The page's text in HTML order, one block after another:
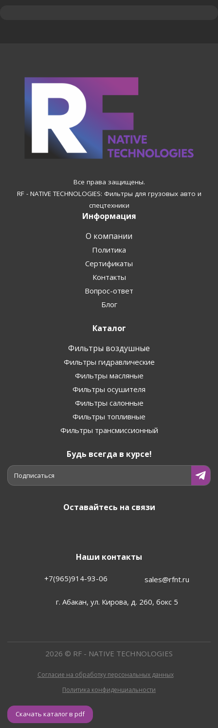
Все права защищены.
RF - NATIVE TECHNOLOGIES: Фильтры для грузовых авто и
спецтехники
Информация
О компании
Политика
Сертификаты
Контакты
Вопрос-ответ
Блог
Каталог
Фильтры воздушные
Фильтры гидравлические
Фильтры масляные
Фильтры осушителя
Фильтры салонные
Фильтры топливные
Фильтры трансмиссионный
Будь всегда в курсе!
Подписаться
Оставайтесь на связи
Наши контакты
+7(965)914-93-06 sales@rfnt.ru
г. Абакан, ул. Кирова, д. 260, бокс 5
2026 © RF - NATIVE TECHNOLOGIES
Согласие на обработку персональных данных
Политика конфиденциальности
Скачать каталог в pdf